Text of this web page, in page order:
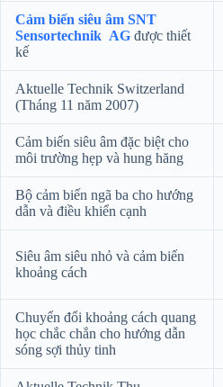
Cảm biến siêu âm SNT
Sensortechnik AG được thiết
kế
Aktuelle Technik Switzerland
(Tháng 11 năm 2007)
Cảm biến siêu âm đặc biệt cho
môi trường hẹp và hung hăng
Bộ cảm biến ngã ba cho hướng
dẫn và điều khiển cạnh
Siêu âm siêu nhỏ và cảm biến
khoảng cách
Chuyển đổi khoảng cách quang
học chắc chắn cho hướng dẫn
sóng sợi thủy tinh